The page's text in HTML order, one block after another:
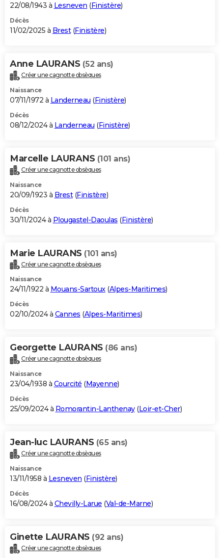
22/08/1943 à Lesneven (Finistère)
Décès
11/02/2025 à Brest(Finistère)
Anne LAURANS (52 ans)
Créer une cagnotte obsèques
Naissance
07/11/1972 à Landerneau (Finistère)
Décès
08/12/2024 à Landerneau (Finistère)
Marcelle LAURANS (101 ans)
Créer une cagnotte obsèques
Naissance
20/09/1923 à Brest(Finistère)
Décès
30/11/2024 à Plougastel-Daoulas (Finistère)
Marie LAURANS (101 ans)
Créer une cagnotte obsèques
Naissance
24/11/1922 à Mouans-Sartoux(Alpes-Maritimes)
Décès
02/10/2024 à Cannes (Alpes-Maritimes)
Georgette LAURANS (86 ans)
Créer une cagnotte obsèques
Naissance
23/04/1938 à Courcité (Mayenne)
Décès
25/09/2024 à Romorantin-Lanthenay(Loir-et-Cher)
Jean-luc LAURANS (65 ans)
Créer une cagnotte obsèques
Naissance
13/11/1958 à Lesneven (Finistère)
Décès
16/08/2024 à Chevilly-Larue (Val-de-Marne)
Ginette LAURANS (92 ans)
Créer une cagnotte obsèques